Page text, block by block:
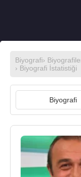
Biyografi›
› Biyografi İstatistiği
Biyografi